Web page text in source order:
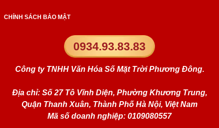
0934.93.83.83
Công ty TNHH Văn Hóa Số Mặt Trời Phương Đông.
Địa chỉ: Số 27 Tô Vĩnh Diện, Phường Khương Trung,
Quận Thanh Xuân, Thành Phố Hà Nội, Việt Nam
Mã số doanh nghiệp: 0109080557
CHÍNH SÁCH BẢO MẬT